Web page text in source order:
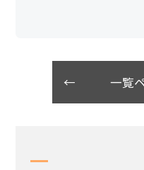
一覧